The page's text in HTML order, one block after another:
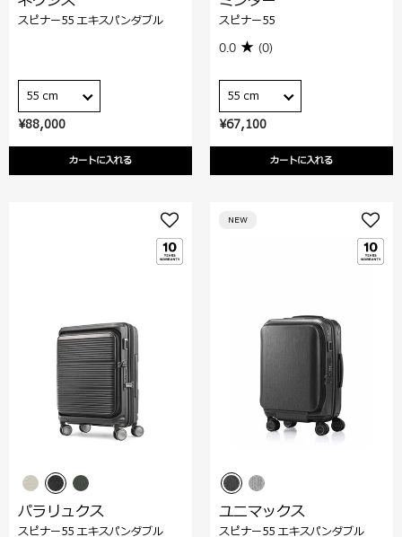
¥88,000
カートに入れる
スピナー55 エキスパンダブル
55 cm
¥67,100
カートに入れる
スピナー55
0.0 (0)
55 cm
パラリュクス
スピナー55 エキスパンダブル
NEW
ユニマックス
スピナー55 エキスパンダブル